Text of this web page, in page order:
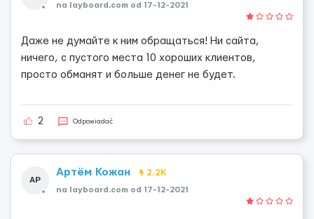
na layboard.com od 17-12-2021
Даже не думайте к ним обращаться! Ни сайта,
ничего, с пустого места 10 хороших клиентов,
просто обманят и больше денег не будет.
2 Odpowiadać
АР
Артём Кожан 2.2K
na layboard.com od 17-12-2021